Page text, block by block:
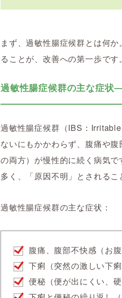
まず、過敏性腸症候群とは何
ることが、改善への第一歩です。
過敏性腸症候群の主な症
過敏性腸症候群（IBS：
ないにもかかわらず、腹痛や
の両方）が慢性的に続く病気
多く、「原因不明」とされるこ
過敏性腸症候群の主な症状：
腹痛、腹部不快感（お
下痢（突然の激しい下痢
便秘（便が出にくい、硬